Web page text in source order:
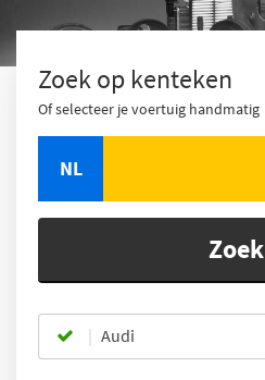
Zoek op kenteken
Of selecteer je voertuig handmatig
NL
Zoek
Audi